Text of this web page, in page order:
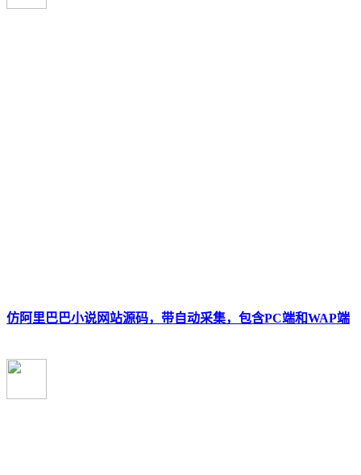
仿阿里巴巴小说网站源码，带自动采集，包含PC端和WAP端